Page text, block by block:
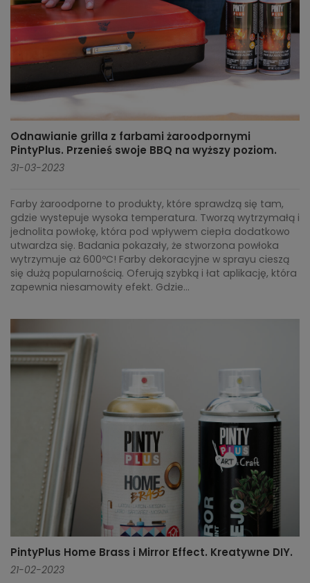
Odnawianie grilla z farbami żaroodpornymi
PintyPlus. Przenieś swoje BBQ na wyższy poziom.
31-03-2023
Farby żaroodporne to produkty, które sprawdzą się tam,
gdzie wystepuje wysoka temperatura. Tworzą wytrzymałą i
jednolita powłokę, która pod wpływem ciepła dodatkowo
utwardza się. Badania pokazały, że stworzona powłoka
wytrzymuje aż 600ºC! Farby dekoracyjne w sprayu cieszą
się dużą popularnością. Oferują szybką i łat aplikację, która
zapewnia niesamowity efekt. Gdzie...
PintyPlus Home Brass i Mirror Effect. Kreatywne DIY.
21-02-2023